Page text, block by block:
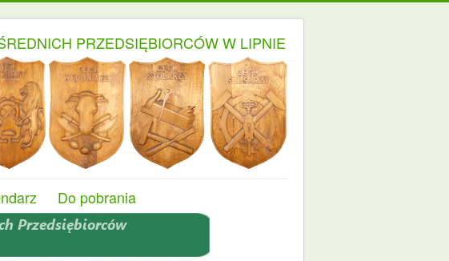
PRZEDSIĘBIORCÓW W LIPNIE
Do pobrania